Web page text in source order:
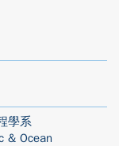
學系
& Ocean